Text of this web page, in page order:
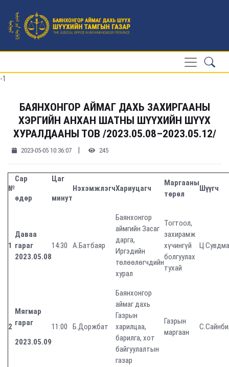
-1
БАЯНХОНГОР АЙМАГ ДАХЬ ЗАХИРГААНЫ
ХЭРГИЙН АНХАН ШАТНЫ ШҮҮХИЙН ШҮҮХ
ХУРАЛДААНЫ ТОВ /2023.05.08–2023.05.12/
2023-05-05 10:36:07 | 245
№
Сар
өдөр
Цаг
минут
НэхэмжлэгчХариуцагч
Маргааны
төрөл
Шүүгч
1
Даваа
гараг
2023.05.08
14:30 А.Батбаяр
Баянхонгор
аймгийн Засаг
дарга,
Иргэдийн
төлөөлөгчдийн
хурал
Тогтоол,
захирамж
хүчингүй
болгуулах
тухай
2
Мягмар
гараг
2023.05.09
11:00 Б.Доржбат
Баянхонгор
аймаг дахь
Газрын
харилцаа,
барилга, хот
байгуулалтын
газар
Газрын
маргаан